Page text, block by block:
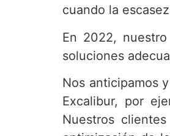
cuando la
En 2022,
soluciones
Nos anticipamos
Excalibur, por
Nuestros